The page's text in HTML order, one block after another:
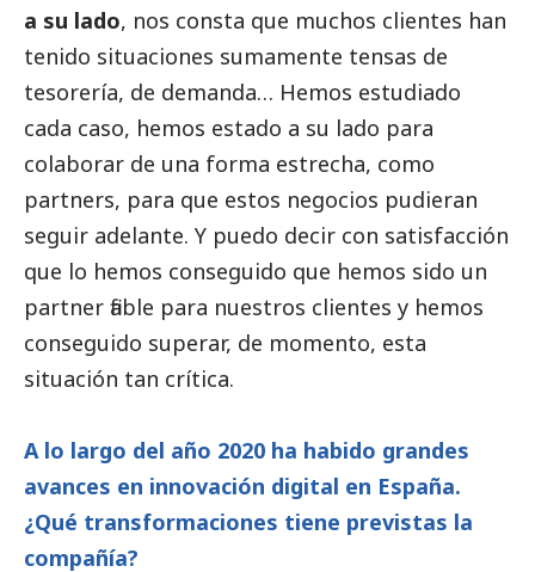
a su lado, nos consta que muchos clientes han
tenido situaciones sumamente tensas de
tesorería, de demanda… Hemos estudiado
cada caso, hemos estado a su lado para
colaborar de una forma estrecha, como
partners, para que estos negocios pudieran
seguir adelante. Y puedo decir con satisfacción
que lo hemos conseguido que hemos sido un
partner fiable para nuestros clientes y hemos
conseguido superar, de momento, esta
situación tan crítica.
A lo largo del año 2020 ha habido grandes
avances en innovación digital en España.
¿Qué transformaciones tiene previstas la
compañía?